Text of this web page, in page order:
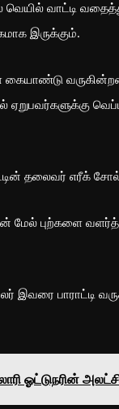
வாட்டி
இருக்கும்.
கையாண்டு
தலைவர் எரீக்
மேல் புற்களை
இவரை பாராட்டி
ஓட்டுநரின்